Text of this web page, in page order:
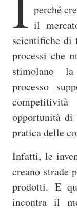
perché
il
scientifiche di
processi che
stimolano
processo
opportunità di
pratica delle
Infatti, le
creano strade
prodotti. E
incontra il